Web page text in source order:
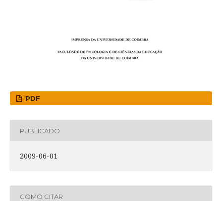
PDF
PUBLICADO
2009-06-01
COMO CITAR